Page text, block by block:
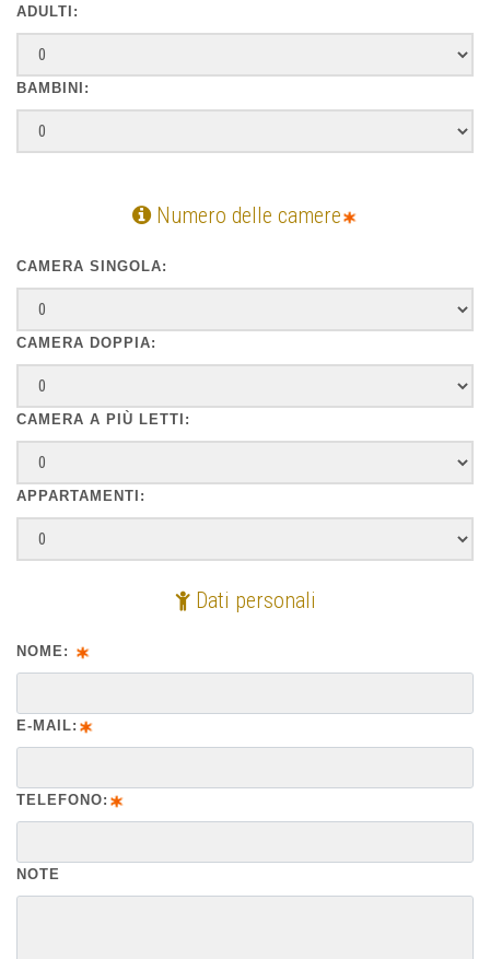
ADULTI:
BAMBINI:
Numero delle camere
CAMERA SINGOLA:
CAMERA DOPPIA:
CAMERA A PIÙ LETTI:
APPARTAMENTI:
Dati personali
NOME:
E-MAIL:
TELEFONO:
NOTE